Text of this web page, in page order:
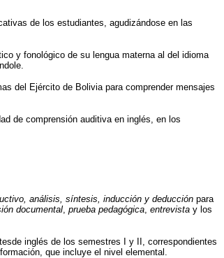
de los estudiantes, agudizándose en las
y fonológico de su lengua materna al del idioma
del Ejército de Bolivia para comprender mensajes
de comprensión auditiva en inglés, en los
análisis, síntesis, inducción y deducción para
documental prueba pedagógica entrevista y los
inglés de los semestres I y II, correspondientes
que incluye el nivel elemental.